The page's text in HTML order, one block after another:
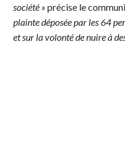
société »précise le
plainte déposée par les 64
et sur la volonté de nuire à